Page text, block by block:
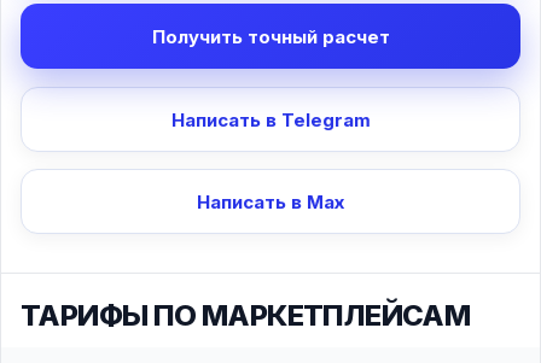
Получить точный расчет
Написать в Telegram
Написать в Max
ТАРИФЫ ПО МАРКЕТПЛЕЙСАМ